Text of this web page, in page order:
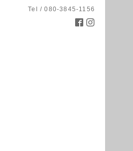
Tel / 080-3845-1156